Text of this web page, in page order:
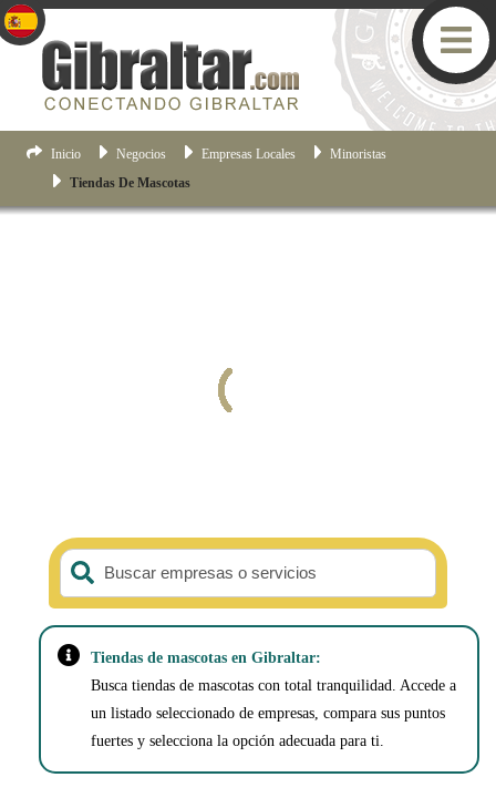
Inicio Negocios Empresas Locales
Minoristas
Tiendas De Mascotas
Buscar empresas o servicios
Tiendas de mascotas en Gibraltar:
Busca tiendas de mascotas con total tranquilidad. Accede a
un listado seleccionado de empresas, compara sus puntos
fuertes y selecciona la opción adecuada para ti.